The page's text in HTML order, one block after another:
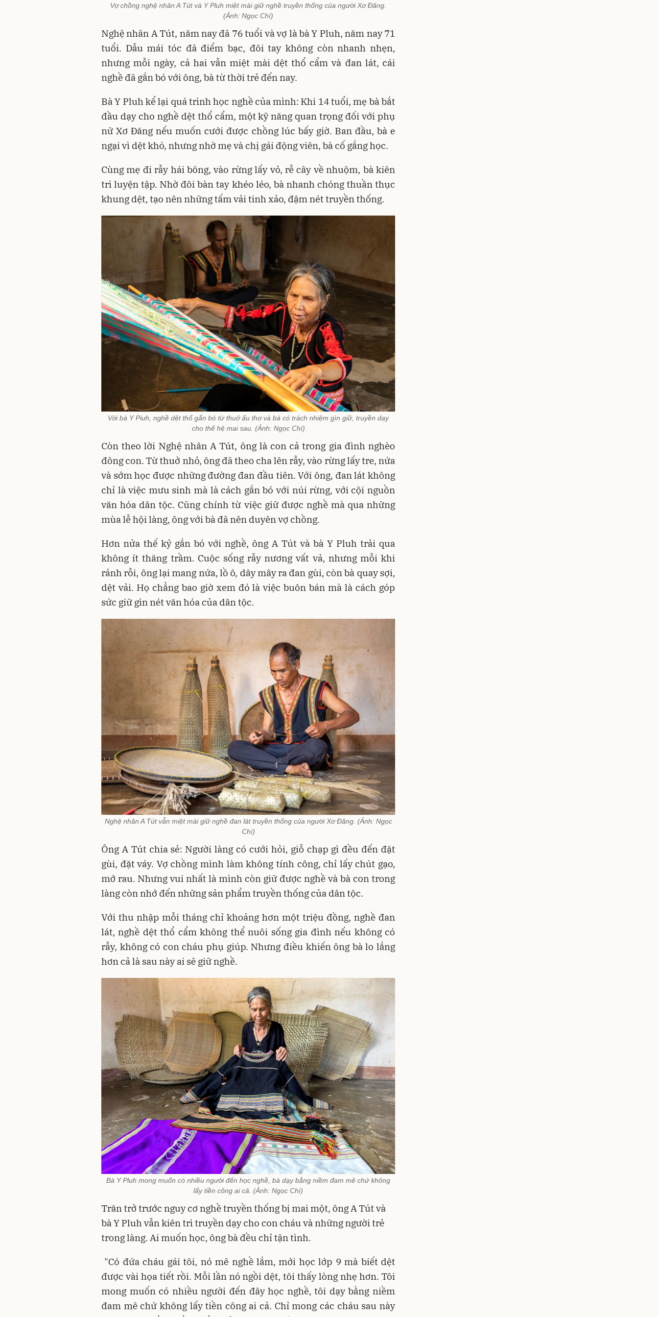
Vợ chồng nghệ nhân A Tút và Y Pluh miệt mài giữ nghề truyền thống của người Xơ Đăng.
(Ảnh: Ngọc Chí)
Nghệ nhân A Tút, năm nay đã 76 tuổi và vợ là bà Y Pluh, năm nay 71
tuổi. Dẫu mái tóc đã điểm bạc, đôi tay không còn nhanh nhẹn,
nhưng mỗi ngày, cả hai vẫn miệt mài dệt thổ cẩm và đan lát, cái
nghề đã gắn bó với ông, bà từ thời trẻ đến nay.
Bà Y Pluh kể lại quá trình học nghề của mình: Khi 14 tuổi, mẹ bà bắt
đầu dạy cho nghề dệt thổ cẩm, một kỹ năng quan trọng đối với phụ
nữ Xơ Đăng nếu muốn cưới được chồng lúc bấy giờ. Ban đầu, bà e
ngại vì dệt khó, nhưng nhờ mẹ và chị gái động viên, bà cố gắng học.
Cùng mẹ đi rẫy hái bông, vào rừng lấy vỏ, rễ cây về nhuộm, bà kiên
trì luyện tập. Nhờ đôi bàn tay khéo léo, bà nhanh chóng thuần thục
khung dệt, tạo nên những tấm vải tinh xảo, đậm nét truyền thống.
Với bà Y Piuh, nghề dệt thổ gắn bó từ thuở ấu thơ và bà có trách nhiệm gìn giữ, truyền dạy
cho thế hệ mai sau. (Ảnh: Ngọc Chí)
Còn theo lời Nghệ nhân A Tút, ông là con cả trong gia đình nghèo
đông con. Từ thuở nhỏ, ông đã theo cha lên rẫy, vào rừng lấy tre, nứa
và sớm học được những đường đan đầu tiên. Với ông, đan lát không
chỉ là việc mưu sinh mà là cách gắn bó với núi rừng, với cội nguồn
văn hóa dân tộc. Cũng chính từ việc giữ được nghề mà qua những
mùa lễ hội làng, ông với bà đã nên duyên vợ chồng.
Hơn nửa thế kỷ gắn bó với nghề, ông A Tút và bà Y Pluh trải qua
không ít thăng trầm. Cuộc sống rẫy nương vất vả, nhưng mỗi khi
rảnh rỗi, ông lại mang nứa, lồ ô, dây mây ra đan gùi, còn bà quay sợi,
dệt vải. Họ chẳng bao giờ xem đó là việc buôn bán mà là cách góp
sức giữ gìn nét văn hóa của dân tộc.
Nghệ nhân A Tút vẫn miệt mài giữ nghề đan lát truyền thống của người Xơ Đăng. (Ảnh: Ngọc
Chí)
Ông A Tút chia sẻ: Người làng có cưới hỏi, giỗ chạp gì đều đến đặt
gùi, đặt váy. Vợ chồng mình làm không tính công, chỉ lấy chút gạo,
mớ rau. Nhưng vui nhất là mình còn giữ được nghề và bà con trong
làng còn nhớ đến những sản phẩm truyền thống của dân tộc.
Với thu nhập mỗi tháng chỉ khoảng hơn một triệu đồng, nghề đan
lát, nghề dệt thổ cẩm không thể nuôi sống gia đình nếu không có
rẫy, không có con cháu phụ giúp. Nhưng điều khiến ông bà lo lắng
hơn cả là sau này ai sẽ giữ nghề.
Bà Y Pluh mong muốn có nhiều người đến học nghề, bà dạy bằng niềm đam mê chứ không
lấy tiền công ai cả. (Ảnh: Ngọc Chí)
Trăn trở trước nguy cơ nghề truyền thống bị mai một, ông A Tút và
bà Y Pluh vẫn kiên trì truyền dạy cho con cháu và những người trẻ
trong làng. Ai muốn học, ông bà đều chỉ tận tình.
"Có đứa cháu gái tôi, nó mê nghề lắm, mới học lớp 9 mà biết dệt
được vài họa tiết rồi. Mỗi lần nó ngồi dệt, tôi thấy lòng nhẹ hơn. Tôi
mong muốn có nhiều người đến đây học nghề, tôi dạy bằng niềm
đam mê chứ không lấy tiền công ai cả. Chỉ mong các cháu sau này